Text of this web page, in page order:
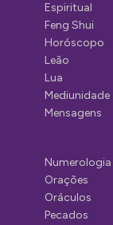
Espiritual
Feng Shui
Horóscopo
Leão
Lua
Mediunidade
Mensagens
Numerologia
Orações
Oráculos
Pecados